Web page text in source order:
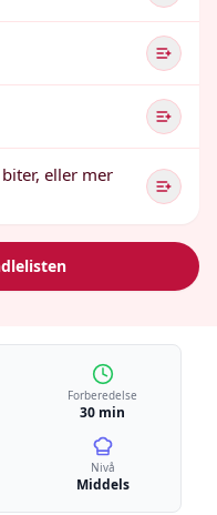
eller mer
Forberedelse
30 min
Nivå
Middels